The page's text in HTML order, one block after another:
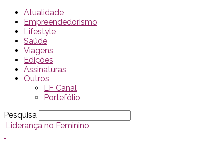
Atualidade
Empreendedorismo
Lifestyle
Saúde
Viagens
Edições
Assinaturas
Outros
LF Canal
Portefólio
Pesquisa
Liderança no Feminino